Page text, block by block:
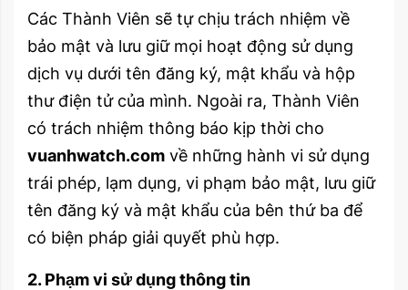
Các Thành Viên sẽ tự chịu trách nhiệm về
bảo mật và lưu giữ mọi hoạt động sử dụng
dịch vụ dưới tên đăng ký, mật khẩu và hộp
thư điện tử của mình. Ngoài ra, Thành Viên
có trách nhiệm thông báo kịp thời cho
vuanhwatch.com về những hành vi sử dụng
trái phép, lạm dụng, vi phạm bảo mật, lưu giữ
tên đăng ký và mật khẩu của bên thứ ba để
có biện pháp giải quyết phù hợp.
2. Phạm vi sử dụng thông tin